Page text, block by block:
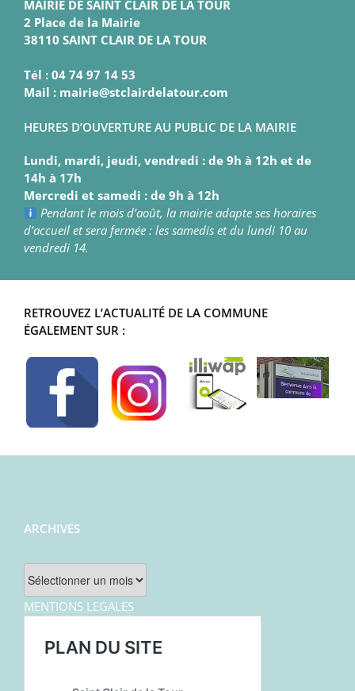
MAIRIE DE SAINT CLAIR DE LA TOUR
2 Place de la Mairie
38110 SAINT CLAIR DE LA TOUR
Tél : 04 74 97 14 53
Mail : mairie@stclairdelatour.com
HEURES D’OUVERTURE AU PUBLIC DE LA MAIRIE
Lundi, mardi, jeudi, vendredi : de 9h à 12h et de
14h à 17h
Mercredi et samedi : de 9h à 12h
Pendant le mois d’août, la mairie adapte ses horaires
d’accueil et sera fermée : les samedis et du lundi 10 au
vendredi 14.
RETROUVEZ L’ACTUALITÉ DE LA COMMUNE
ÉGALEMENT SUR :
ARCHIVES
Archives
MENTIONS LEGALES